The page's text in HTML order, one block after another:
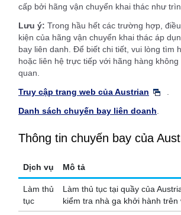
cấp bởi hãng vận chuyển khai thác như
Lưu ý: Trong hầu hết các trường hợp,
kiện của hãng vận chuyển khai thác áp
bay liên danh. Để biết chi tiết, vui lòng tìm
hoặc liên hệ trực tiếp với hãng hàng không
quan.
Truy cập trang web của Austrian
Danh sách chuyến bay liên doanh
Thông tin chuyến bay của
Dịch vụ Mô tả
Làm thủ
tục
Làm thủ tục tại quầy của
kiểm tra nhà ga khởi hành trên